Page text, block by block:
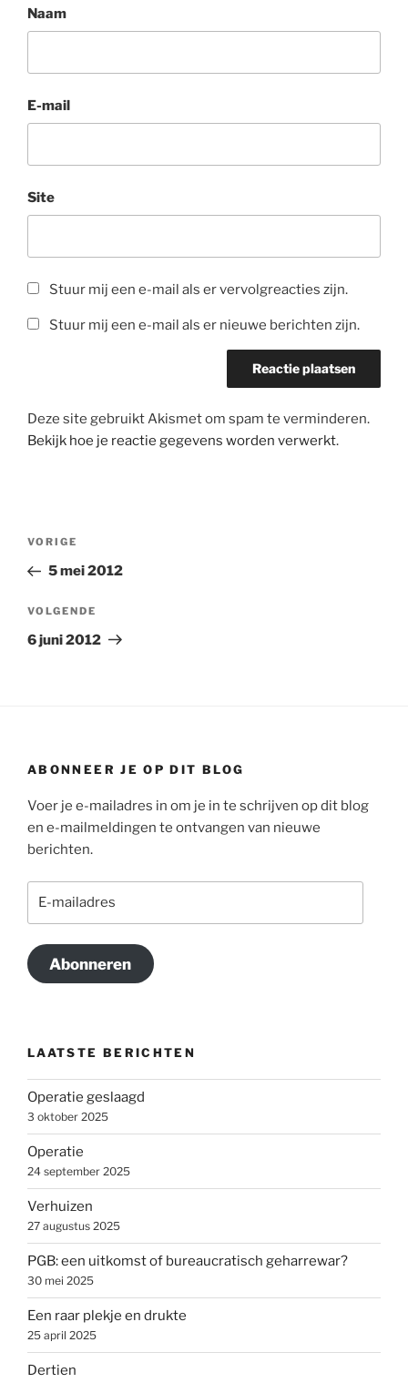
Naam
E-mail
Site
Stuur mij een e-mail als er vervolgreacties zijn.
Stuur mij een e-mail als er nieuwe berichten zijn.
Deze site gebruikt Akismet om spam te verminderen.
Bekijk hoe je reactie gegevens worden verwerkt.
Bericht
Vorig
bericht
VORIGE
5 mei 2012
Volgend
bericht
VOLGENDE
6 juni 2012
ABONNEER JE OP DIT BLOG
Voer je e-mailadres in om je in te schrijven op dit blog
en e-mailmeldingen te ontvangen van nieuwe
berichten.
Abonneren
LAATSTE BERICHTEN
Operatie geslaagd
3 oktober 2025
Operatie
24 september 2025
Verhuizen
27 augustus 2025
PGB: een uitkomst of bureaucratisch geharrewar?
30 mei 2025
Een raar plekje en drukte
25 april 2025
Dertien